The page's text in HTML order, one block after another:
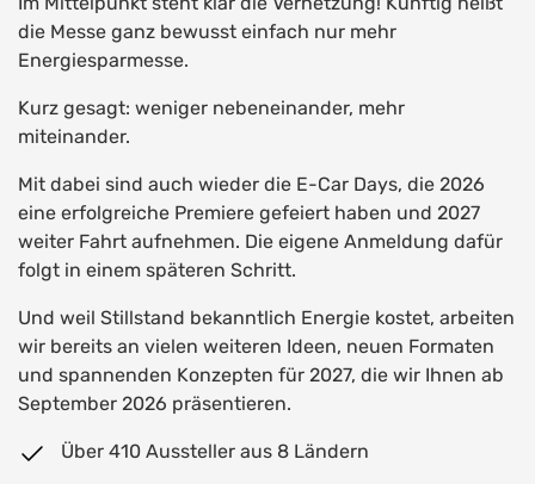
die Messe ganz bewusst einfach nur mehr
Energiesparmesse.
Kurz gesagt: weniger nebeneinander, mehr
miteinander.
Mit dabei sind auch wieder die E-Car Days, die 2026
eine erfolgreiche Premiere gefeiert haben und 2027
weiter Fahrt aufnehmen. Die eigene Anmeldung dafür
folgt in einem späteren Schritt.
Und weil Stillstand bekanntlich Energie kostet, arbeiten
wir bereits an vielen weiteren Ideen, neuen Formaten
und spannenden Konzepten für 2027, die wir Ihnen ab
September 2026 präsentieren.
Über 410 Aussteller aus 8 Ländern